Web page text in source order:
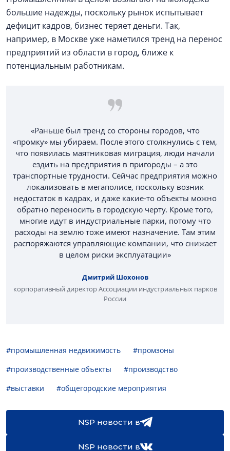
большие надежды, поскольку рынок испытывает
дефицит кадров, бизнес теряет деньги. Так,
например, в Москве уже наметился тренд на перенос
предприятий из области в город, ближе к
потенциальным работникам.
«Раньше был тренд со стороны городов, что
«промку» мы убираем. После этого столкнулись с тем,
что появилась маятниковая миграция, люди начали
ездить на предприятия в пригороды – а это
транспортные трудности. Сейчас предприятия можно
локализовать в мегаполисе, поскольку возник
недостаток в кадрах, и даже какие-то объекты можно
обратно переносить в городскую черту. Кроме того,
многие идут в индустриальные парки, потому что
расходы на землю тоже имеют назначение. Там этим
распоряжаются управляющие компании, что снижает
в целом риски эксплуатации»
Дмитрий Шохонов
корпоративный директор Ассоциации индустриальных парков
России
#промышленная недвижимость
#промзоны
#производственные объекты
#производство
#выставки
#общегородские мероприятия
NSP новости в
NSP новости в